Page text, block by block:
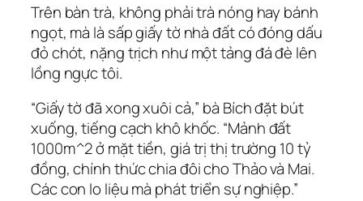
Trên bàn trà, không phải trà nóng hay bánh
ngọt, mà là sấp giấy tờ nhà đất có đóng dấu
đỏ chót, nặng trịch như một tảng đá đè lên
lồng ngực tôi.
“Giấy tờ đã xong xuôi cả,” bà Bích đặt bút
xuống, tiếng cạch khô khốc. “Mảnh đất
1000m^2 ở mặt tiền, giá trị thị trường 10 tỷ
đồng, chính thức chia đôi cho Thảo và Mai.
Các con lo liệu mà phát triển sự nghiệp.”